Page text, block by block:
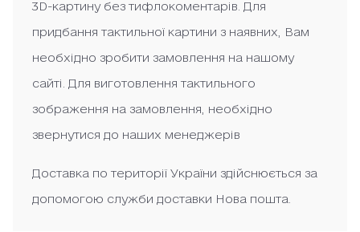
3D-картину без тифлокоментарів. Для
придбання тактильної картини з наявних, Вам
необхідно зробити замовлення на нашому
сайті. Для виготовлення тактильного
зображення на замовлення, необхідно
звернутися до наших менеджерів
Доставка по території України здійснюється за
допомогою служби доставки Нова пошта.